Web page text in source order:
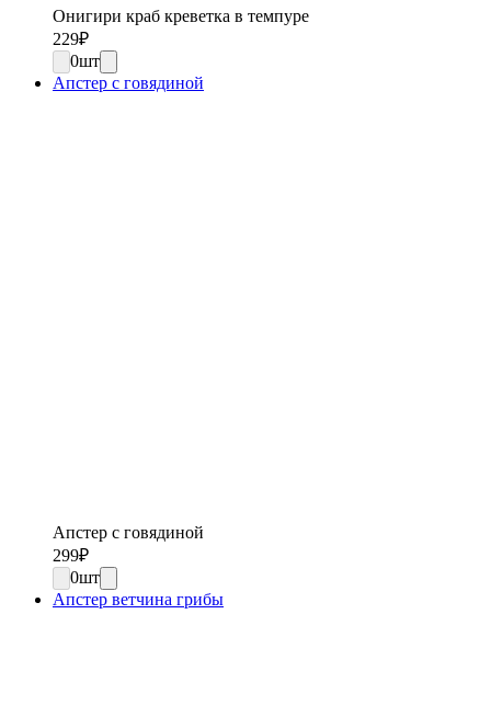
Онигири краб креветка в темпуре
229₽
0шт
Апстер с говядиной
Апстер с говядиной
299₽
0шт
Апстер ветчина грибы